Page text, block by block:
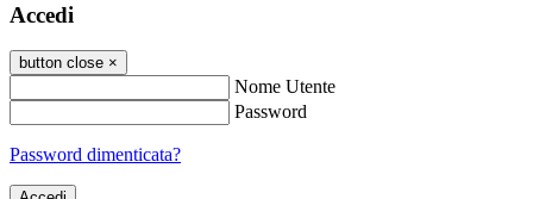
Accedi
button close ×
Nome Utente
Password
Password dimenticata?